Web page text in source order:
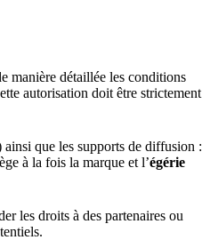
manière détaillée les conditions
autorisation doit être strictement
que les supports de diffusion :
à la fois la marque et l’égérie
les droits à des partenaires ou